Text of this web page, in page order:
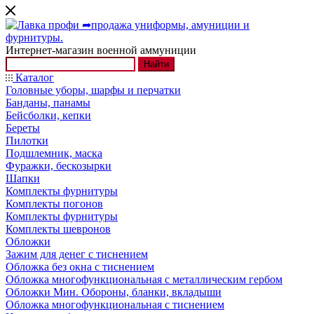
Интернет-магазин военной аммуниции
Найти
Каталог
Головные уборы, шарфы и перчатки
Банданы, панамы
Бейсболки, кепки
Береты
Пилотки
Подшлемник, маска
Фуражки, бескозырки
Шапки
Комплекты фурнитуры
Комплекты погонов
Комплекты фурнитуры
Комплекты шевронов
Обложки
Зажим для денег с тиснением
Обложка без окна с тиснением
Обложка многофункциональная с металлическим гербом
Обложки Мин. Обороны, бланки, вкладыши
Обложка многофункциональная с тиснением